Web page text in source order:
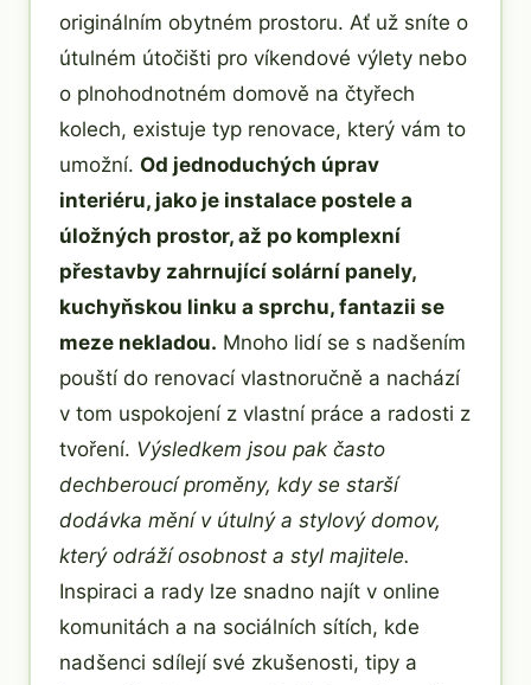
originálním obytném prostoru. Ať už sníte o
útulném útočišti pro víkendové výlety nebo
o plnohodnotném domově na čtyřech
kolech, existuje typ renovace, který vám to
umožní. Od jednoduchých úprav
interiéru, jako je instalace postele a
úložných prostor, až po komplexní
přestavby zahrnující solární panely,
kuchyňskou linku a sprchu, fantazii se
meze nekladou. Mnoho lidí se s nadšením
pouští do renovací vlastnoručně a nachází
v tom uspokojení z vlastní práce a radosti z
tvoření. Výsledkem jsou pak často
dechberoucí proměny, kdy se starší
dodávka mění v útulný a stylový domov,
který odráží osobnost a styl majitele.
Inspiraci a rady lze snadno najít v online
komunitách a na sociálních sítích, kde
nadšenci sdílejí své zkušenosti, tipy a